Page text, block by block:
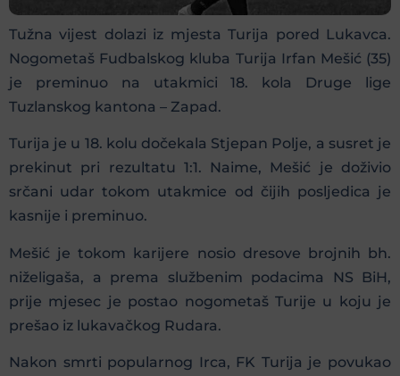
Tužna vijest dolazi iz mjesta Turija pored Lukavca.
Nogometaš Fudbalskog kluba Turija Irfan Mešić (35)
je preminuo na utakmici 18. kola Druge lige
Tuzlanskog kantona – Zapad.
Turija je u 18. kolu dočekala Stjepan Polje, a susret je
prekinut pri rezultatu 1:1. Naime, Mešić je doživio
srčani udar tokom utakmice od čijih posljedica je
kasnije i preminuo.
Mešić je tokom karijere nosio dresove brojnih bh.
niželigaša, a prema službenim podacima NS BiH,
prije mjesec je postao nogometaš Turije u koju je
prešao iz lukavačkog Rudara.
Nakon smrti popularnog Irca, FK Turija je povukao